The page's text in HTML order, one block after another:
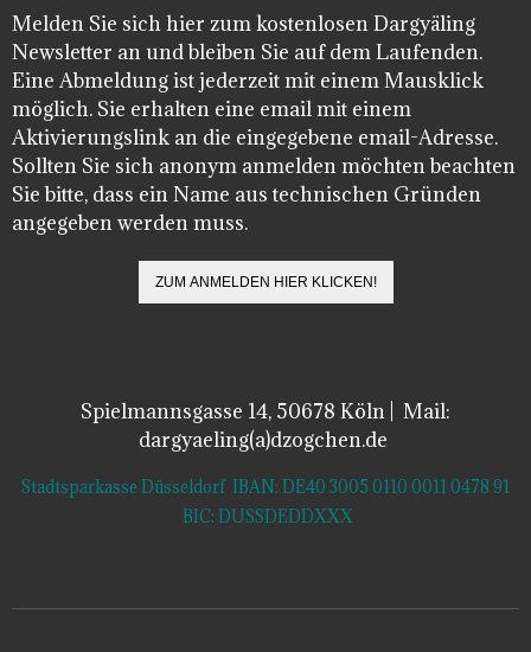
Melden Sie sich hier zum kostenlosen Dargyäling
Newsletter an und bleiben Sie auf dem Laufenden.
Eine Abmeldung ist jederzeit mit einem Mausklick
möglich. Sie erhalten eine email mit einem
Aktivierungslink an die eingegebene email-Adresse.
Sollten Sie sich anonym anmelden möchten beachten
Sie bitte, dass ein Name aus technischen Gründen
angegeben werden muss.
Spielmannsgasse 14, 50678 Köln | Mail:
dargyaeling(a)dzogchen.de
Stadtsparkasse Düsseldorf IBAN: DE40 3005 0110 0011 0478 91
BIC: DUSSDEDDXXX